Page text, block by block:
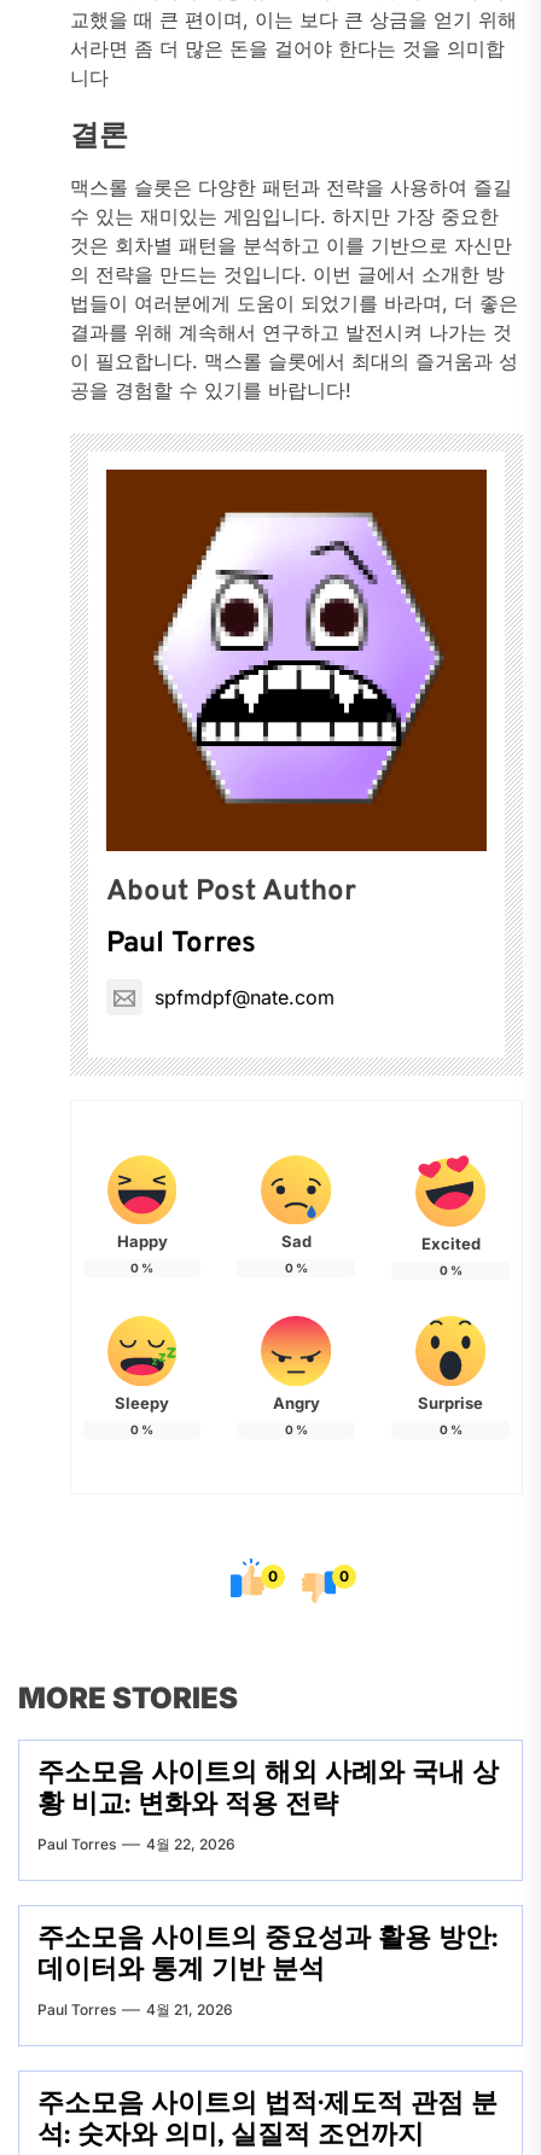
교했을 때 큰 편이며, 이는 보다 큰 상금을 얻기 위해
서라면 좀 더 많은 돈을 걸어야 한다는 것을 의미합
니다
결론
맥스롤 슬롯은 다양한 패턴과 전략을 사용하여 즐길
수 있는 재미있는 게임입니다. 하지만 가장 중요한
것은 회차별 패턴을 분석하고 이를 기반으로 자신만
의 전략을 만드는 것입니다. 이번 글에서 소개한 방
법들이 여러분에게 도움이 되었기를 바라며, 더 좋은
결과를 위해 계속해서 연구하고 발전시켜 나가는 것
이 필요합니다. 맥스롤 슬롯에서 최대의 즐거움과 성
공을 경험할 수 있기를 바랍니다!
About Post Author
Paul Torres
spfmdpf@nate.com
Happy
0 %
Sad
0%
Excited
0%
Sleepy
0 %
Angry
0%
Surprise
0%
0 0
MORE STORIES
주소모음 사이트의 해외 사례와 국내 상
황 비교: 변화와 적용 전략
Paul Torres 4월 22, 2026
주소모음 사이트의 중요성과 활용 방안:
데이터와 통계 기반 분석
Paul Torres 4월 21, 2026
주소모음 사이트의 법적·제도적 관점 분
석: 숫자와 의미, 실질적 조언까지